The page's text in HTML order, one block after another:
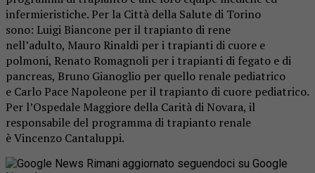
infermieristiche. Per la Città della Salute di Torino
sono: Luigi Biancone per il trapianto di rene
nell’adulto, Mauro Rinaldi per i trapianti di cuore e
polmoni, Renato Romagnoli per i trapianti di fegato e di
pancreas, Bruno Gianoglio per quello renale pediatrico
e Carlo Pace Napoleone per il trapianto di cuore pediatrico.
Per l’Ospedale Maggiore della Carità di Novara, il
responsabile del programma di trapianto renale
è Vincenzo Cantaluppi.
Rimani aggiornato seguendoci su Google